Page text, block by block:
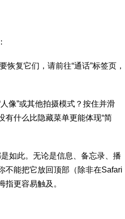
恢复它们，请前往“通话”标签页，
像”或其他拍摄模式？按住并滑
有什么比隐藏菜单更能体现“简
如此。无论是信息、备忘录、播
不能把它放回顶部（除非在Safari
更容易触及。